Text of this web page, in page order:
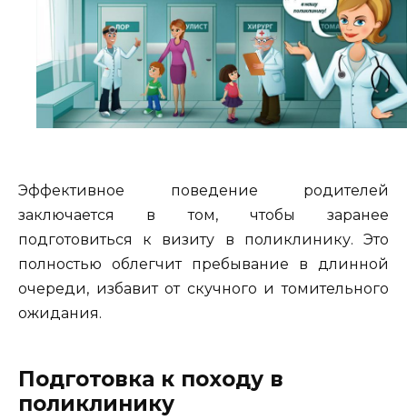
Эффективное поведение родителей
заключается в том, чтобы заранее
подготовиться к визиту в поликлинику. Это
полностью облегчит пребывание в длинной
очереди, избавит от скучного и томительного
ожидания.
Подготовка к походу в
поликлинику